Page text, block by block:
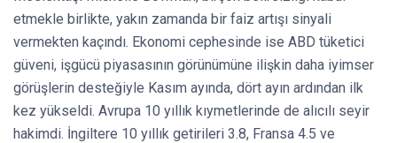
etmekle birlikte, yakın zamanda bir faiz artışı sinyali
vermekten kaçındı. Ekonomi cephesinde ise ABD tüketici
güveni, işgücü piyasasının görünümüne ilişkin daha iyimser
görüşlerin desteğiyle Kasım ayında, dört ayın ardından ilk
kez yükseldi. Avrupa 10 yıllık kıymetlerinde de alıcılı seyir
hakimdi. İngiltere 10 yıllık getirileri 3.8, Fransa 4.5 ve